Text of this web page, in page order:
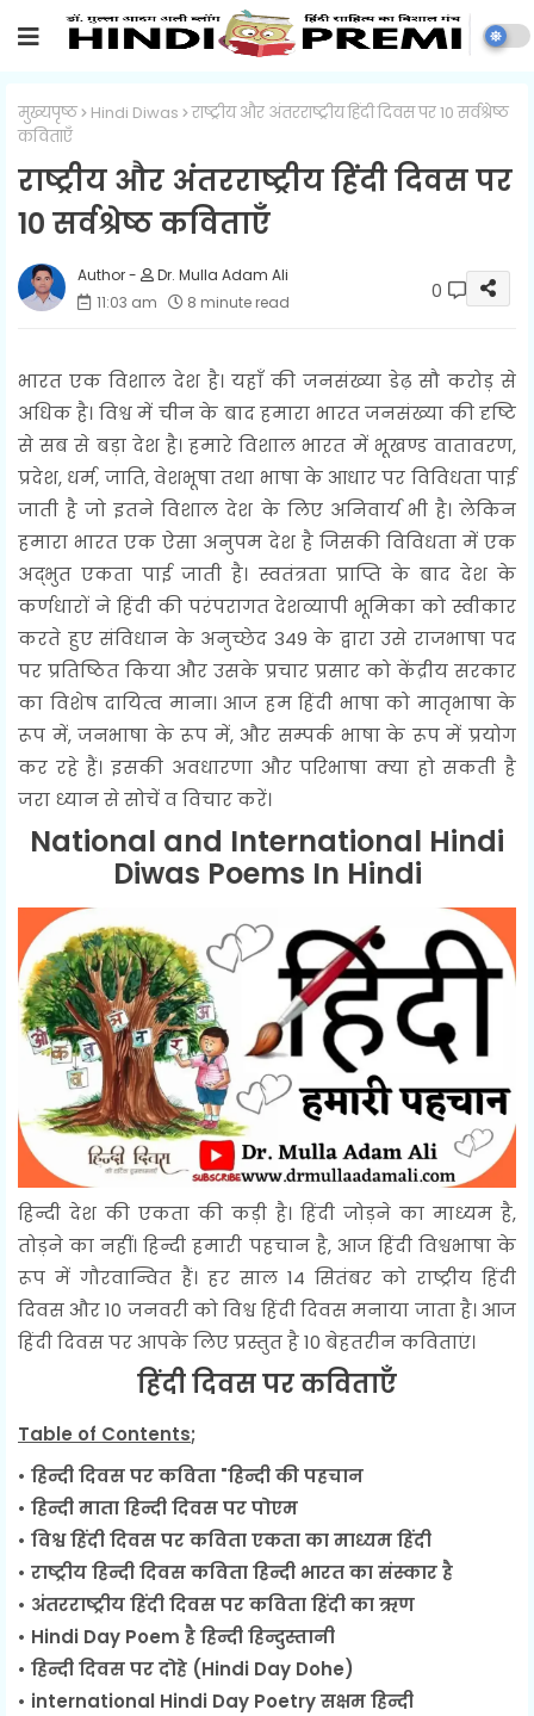
मुख्यपृष्ठ Hindi Diwas
राष्ट्रीय और अंतरराष्ट्रीय हिंदी दिवस पर 10 सर्वश्रेष्ठ
कविताएँ
राष्ट्रीय और अंतरराष्ट्रीय हिंदी दिवस पर
10 सर्वश्रेष्ठ कविताएँ
Dr. Mulla Adam Ali
11:03 am
8 minute read 0
भारत एक विशाल देश है। यहाँ की जनसंख्या डेढ़ सौ करोड़ से
अधिक है। विश्व में चीन के बाद हमारा भारत जनसंख्या की दृष्टि
से सब से बड़ा देश है। हमारे विशाल भारत में भूखण्ड वातावरण,
प्रदेश, धर्म, जाति, वेशभूषा तथा भाषा के आधार पर विविधता पाई
जाती है जो इतने विशाल देश के लिए अनिवार्य भी है। लेकिन
हमारा भारत एक ऐसा अनुपम देश है जिसकी विविधता में एक
अद्भुत एकता पाई जाती है। स्वतंत्रता प्राप्ति के बाद देश के
कर्णधारों ने हिंदी की परंपरागत देशव्यापी भूमिका को स्वीकार
करते हुए संविधान के अनुच्छेद 349 के द्वारा उसे राजभाषा पद
पर प्रतिष्ठित किया और उसके प्रचार प्रसार को केंद्रीय सरकार
का विशेष दायित्व माना। आज हम हिंदी भाषा को मातृभाषा के
रूप में, जनभाषा के रूप में, और सम्पर्क भाषा के रूप में प्रयोग
कर रहे हैं। इसकी अवधारणा और परिभाषा क्या हो सकती है
जरा ध्यान से सोचें व विचार करें।
National and International Hindi
Diwas Poems In Hindi
हिन्दी देश की एकता की कड़ी है। हिंदी जोड़ने का माध्यम है,
तोड़ने का नहीं। हिन्दी हमारी पहचान है, आज हिंदी विश्वभाषा के
रूप में गौरवान्वित हैं। हर साल 14 सितंबर को राष्ट्रीय हिंदी
दिवस और 10 जनवरी को विश्व हिंदी दिवस मनाया जाता है। आज
हिंदी दिवस पर आपके लिए प्रस्तुत है 10 बेहतरीन कविताएं।
हिंदी दिवस पर कविताएँ
Table of Contents;
• हिन्दी दिवस पर कविता "हिन्दी की पहचान
• हिन्दी माता हिन्दी दिवस पर पोएम
• विश्व हिंदी दिवस पर कविता एकता का माध्यम हिंदी
• राष्ट्रीय हिन्दी दिवस कविता हिन्दी भारत का संस्कार है
• अंतरराष्ट्रीय हिंदी दिवस पर कविता हिंदी का ऋण
• Hindi Day Poem है हिन्दी हिन्दुस्तानी
• हिन्दी दिवस पर दोहे (Hindi Day Dohe)
• international Hindi Day Poetry सक्षम हिन्दी